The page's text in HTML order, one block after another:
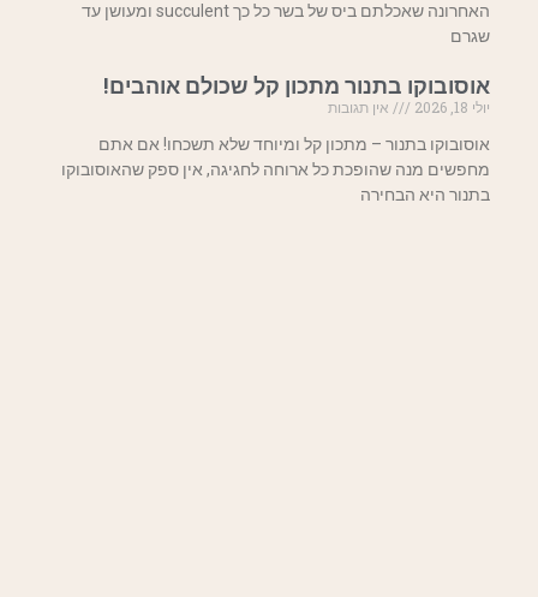
האחרונה שאכלתם ביס של בשר כל כך succulent ומעושן עד
שגרם
אוסובוקו בתנור מתכון קל שכולם אוהבים!
יולי 18, 2026
אין תגובות
אוסובוקו בתנור – מתכון קל ומיוחד שלא תשכחו! אם אתם
מחפשים מנה שהופכת כל ארוחה לחגיגה, אין ספק שהאוסובוקו
בתנור היא הבחירה